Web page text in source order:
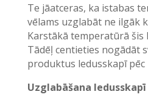
Te jāatceras, ka istabas
vēlams uzglabāt ne ilgāk
Karstākā temperatūrā šis
Tādēļ centieties nogādāt
produktus ledusskapī pēc
Uzglabāšana ledusskapī